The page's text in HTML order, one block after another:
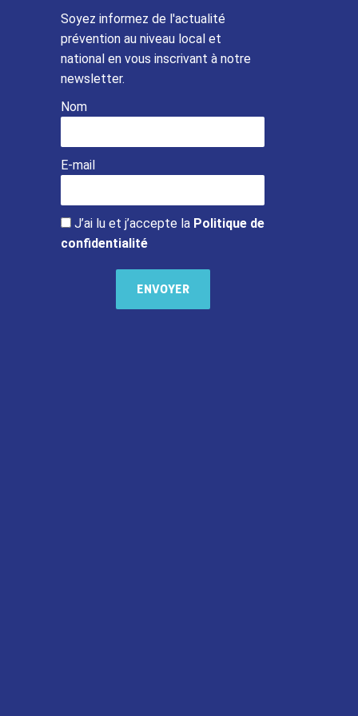
Soyez informez de l'actualité
prévention au niveau local et
national en vous inscrivant à notre
newsletter.
Nom
E-mail
J’ai lu et j’accepte la Politique de
confidentialité